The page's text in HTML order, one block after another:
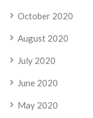
October 2020
August 2020
July 2020
June 2020
May 2020